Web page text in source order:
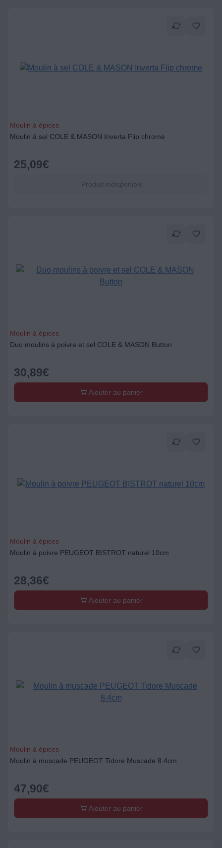
Moulin à épices
Moulin à sel COLE & MASON Inverta Flip chrome
25,09€
Produit indisponible
Moulin à épices
Duo moulins à poivre et sel COLE & MASON Button
30,89€
Ajouter au panier
Moulin à épices
Moulin à poivre PEUGEOT BISTROT naturel 10cm
28,36€
Ajouter au panier
Moulin à épices
Moulin à muscade PEUGEOT Tidore Muscade 8.4cm
47,90€
Ajouter au panier